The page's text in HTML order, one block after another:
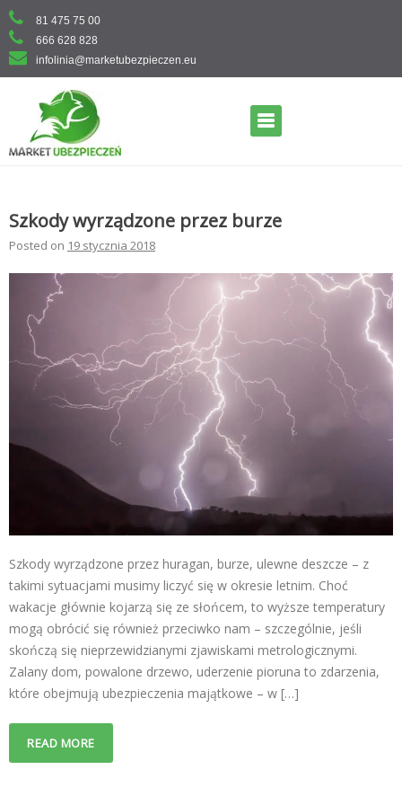
Skip
to
content
81 475 75 00
666 628 828
infolinia@marketubezpieczen.eu
Szkody wyrządzone przez burze
Posted on 19 stycznia 2018
Szkody wyrządzone przez huragan, burze, ulewne deszcze – z
takimi sytuacjami musimy liczyć się w okresie letnim. Choć
wakacje głównie kojarzą się ze słońcem, to wyższe temperatury
mogą obrócić się również przeciwko nam – szczególnie, jeśli
skończą się nieprzewidzianymi zjawiskami metrologicznymi.
Zalany dom, powalone drzewo, uderzenie pioruna to zdarzenia,
które obejmują ubezpieczenia majątkowe – w […]
READ MORE